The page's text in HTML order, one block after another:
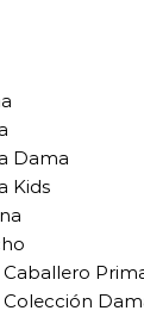
Dama
Kids